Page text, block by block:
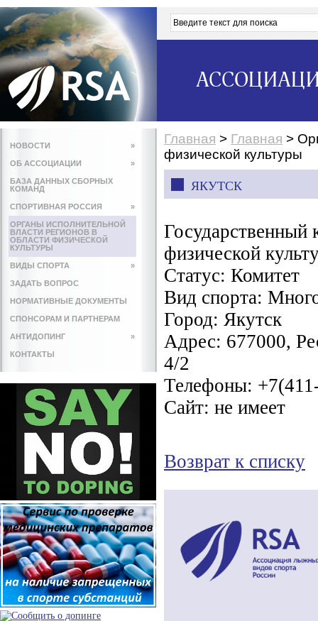
НОВОСТИ »
ОБ АССОЦИАЦИИ »
БАЗА ДАННЫХ СБОРНЫХ
КОМАНД
СПОРТИВНАЯ РОССИЯ »
ОРГАНЫ ИСПОЛНИТЕЛЬНОЙ
ВЛАСТИ РЕГИОНОВ В
ОБЛАСТИ ФИЗИЧЕСКОЙ
КУЛЬТУРЫ
ВИДЫ СПОРТА »
ЗАДАТЬ ВОПРОС
НОРМАТИВНЫЕ ДОКУМЕНТЫ
СПОНСОРАМ И ПАРТНЕРАМ
АНТИДОПИНГ »
КОНТАКТЫ
Главная > Главная >
физической культуры
ЯКУТСК
Государственный
физической
Статус: Комитет
Вид спорта:
Город: Якутск
Адрес: 677000,
4/2
Телефоны:
Сайт: не имеет
Возврат к списку